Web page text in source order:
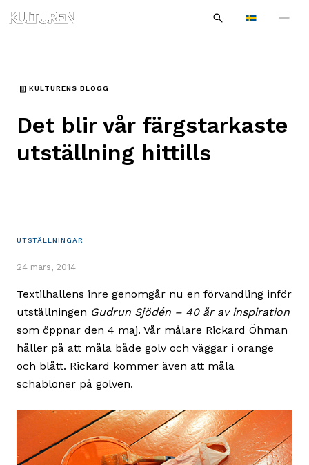
navigationen
innehållet
Languages
efter:
Sök
KULTURENS BLOGG
Det blir vår färgstarkaste
utställning hittills
UTSTÄLLNINGAR
24 mars, 2014
Textilhallens inre genomgår nu en förvandling inför
utställningen Gudrun Sjödén – 40 år av inspiration
som öppnar den 4 maj. Vår målare Rickard Öhman
håller på att måla både golv och väggar i orange
och blått. Rickard kommer även att måla
schabloner på golven.